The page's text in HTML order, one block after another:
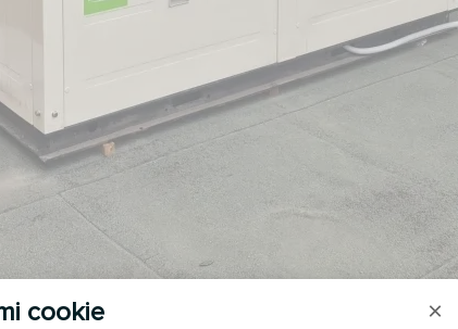
cookie ×